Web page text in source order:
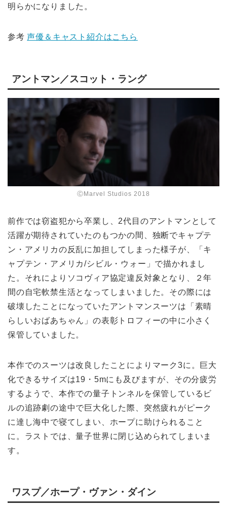
明らかになりました。
参考 声優＆キャスト紹介はこちら
アントマン／スコット・ラング
ⒸMarvel Studios 2018
前作では窃盗犯から卒業し、2代目のアントマンとして
活躍が期待されていたのもつかの間、独断でキャプテ
ン・アメリカの反乱に加担してしまった様子が、「キ
ャプテン・アメリカ/シビル・ウォー」で描かれまし
た。それによりソコヴィア協定違反対象となり、２年
間の自宅軟禁生活となってしまいました。その際には
破壊したことになっていたアントマンスーツは「素晴
らしいおばあちゃん」の表彰トロフィーの中に小さく
保管していました。
本作でのスーツは改良したことによりマーク3に。巨大
化できるサイズは19・5mにも及びますが、その分疲労
するようで、本作での量子トンネルを保管しているビ
ルの追跡劇の途中で巨大化した際、突然疲れがピーク
に達し海中で寝てしまい、ホープに助けられること
に。ラストでは、量子世界に閉じ込められてしまいま
す。
ワスプ／ホープ・ヴァン・ダイン